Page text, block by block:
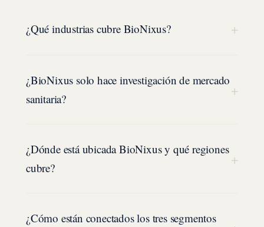
¿Qué industrias cubre BioNixus? +
¿BioNixus solo hace investigación de mercado
sanitaria?
+
¿Dónde está ubicada BioNixus y qué regiones
cubre?
+
¿Cómo están conectados los tres segmentos